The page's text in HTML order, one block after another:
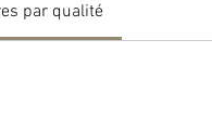
par qualité